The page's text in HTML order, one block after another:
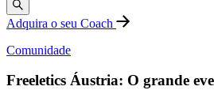
Adquira o seu Coach
Comunidade
Freeletics Áustria: O grande